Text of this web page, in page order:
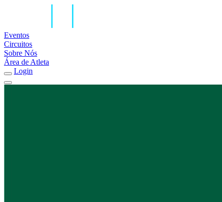
Eventos
Circuitos
Sobre Nós
Área de Atleta
Login